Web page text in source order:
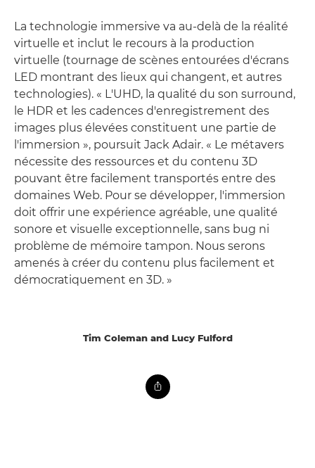
La technologie immersive va au-delà de la réalité
virtuelle et inclut le recours à la production
virtuelle (tournage de scènes entourées d'écrans
LED montrant des lieux qui changent, et autres
technologies). « L'UHD, la qualité du son surround,
le HDR et les cadences d'enregistrement des
images plus élevées constituent une partie de
l'immersion », poursuit Jack Adair. « Le métavers
nécessite des ressources et du contenu 3D
pouvant être facilement transportés entre des
domaines Web. Pour se développer, l'immersion
doit offrir une expérience agréable, une qualité
sonore et visuelle exceptionnelle, sans bug ni
problème de mémoire tampon. Nous serons
amenés à créer du contenu plus facilement et
démocratiquement en 3D. »
Tim Coleman and Lucy Fulford